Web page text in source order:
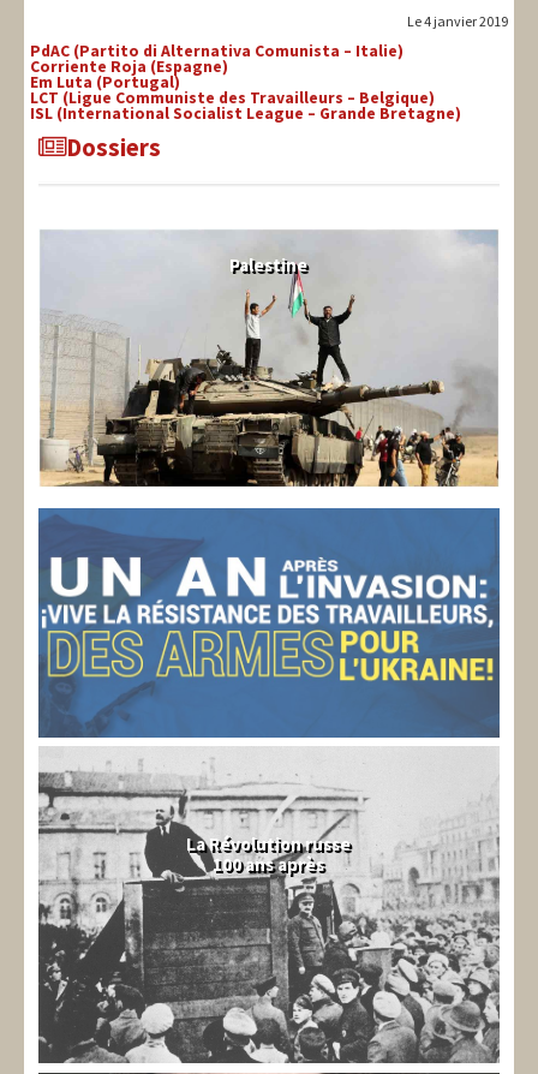
Le 4 janvier 2019
PdAC (Partito di Alternativa Comunista – Italie)
Corriente Roja (Espagne)
Em Luta (Portugal)
LCT (Ligue Communiste des Travailleurs – Belgique)
ISL (International Socialist League – Grande Bretagne)
Dossiers
Palestine
La Révolution russe
100 ans après